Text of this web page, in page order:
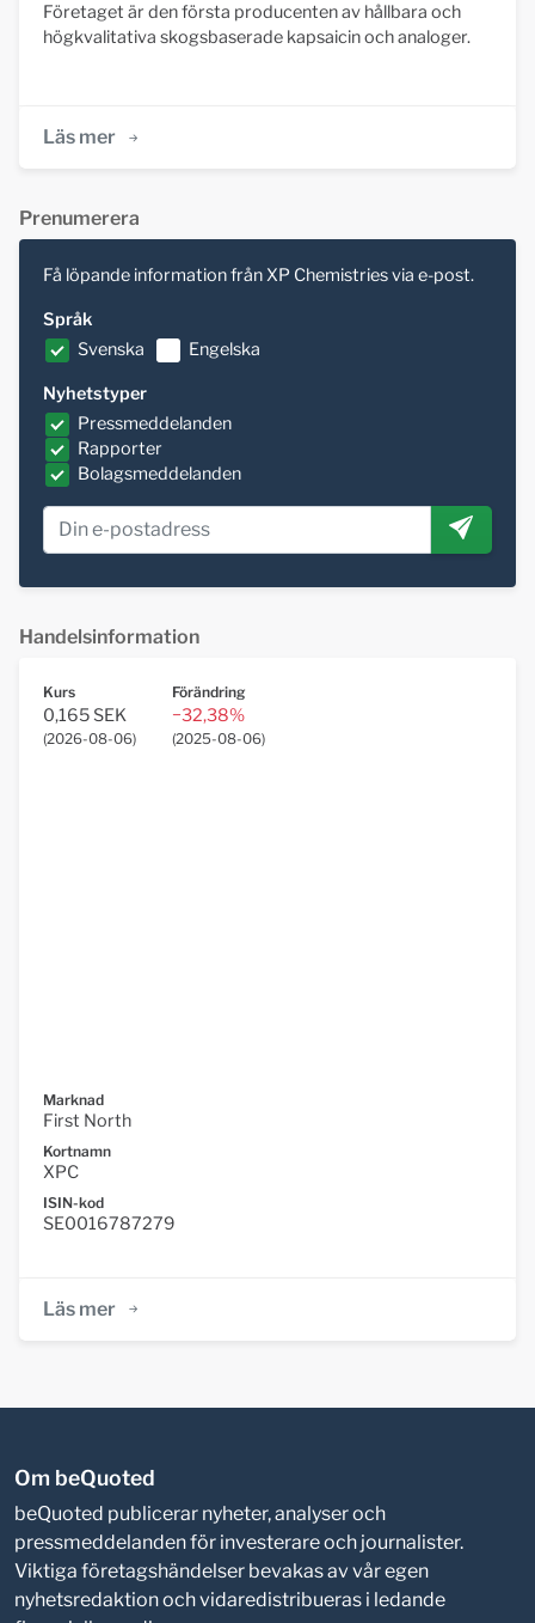
Företaget är den första producenten av hållbara och
högkvalitativa skogsbaserade kapsaicin och analoger.
Läs mer
Prenumerera
Få löpande information från XP Chemistries via e-post.
Språk
Svenska
Engelska
Nyhetstyper
Pressmeddelanden
Rapporter
Bolagsmeddelanden
Handelsinformation
Kurs
0,165 SEK
(2026-08-06)
Förändring
−32,38%
(2025-08-06)
Marknad
First North
Kortnamn
XPC
ISIN-kod
SE0016787279
Läs mer
Om beQuoted
beQuoted publicerar nyheter, analyser och
pressmeddelanden för investerare och journalister.
Viktiga företagshändelser bevakas av vår egen
nyhetsredaktion och vidaredistribueras i ledande